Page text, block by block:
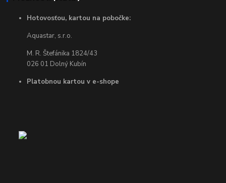
Hotovosťou, kartou na pobočke:
Aquastar, s.r.o.
M. R. Štefánika 1824/43
026 01 Dolný Kubín
Platobnou kartou v e-shope